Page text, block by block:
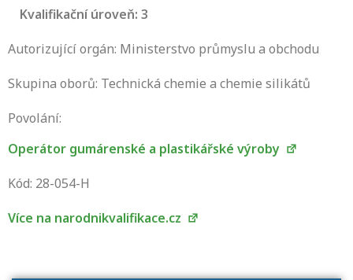
Kvalifikační úroveň: 3
Autorizující orgán: Ministerstvo průmyslu a obchodu
Skupina oborů: Technická chemie a chemie silikátů
Povolání:
Operátor gumárenské a plastikářské výroby
Kód: 28-054-H
Více na narodnikvalifikace.cz
Projděte si seznam profesních kvalifikací.
Víte, jaké dovednosti musíte pro danou